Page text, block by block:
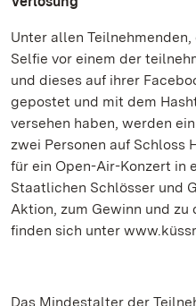
Unter allen
Selfie vor einem der
und dieses auf ihrer
gepostet und mit dem
versehen haben, werden
zwei Personen auf Schloss
für ein Open-Air-Konzert in
Staatlichen Schlösser und
Aktion, zum Gewinn und
finden sich unter
Das Mindestalter der